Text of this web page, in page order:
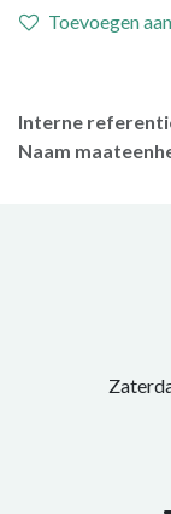
Toevoegen
Interne
Naam